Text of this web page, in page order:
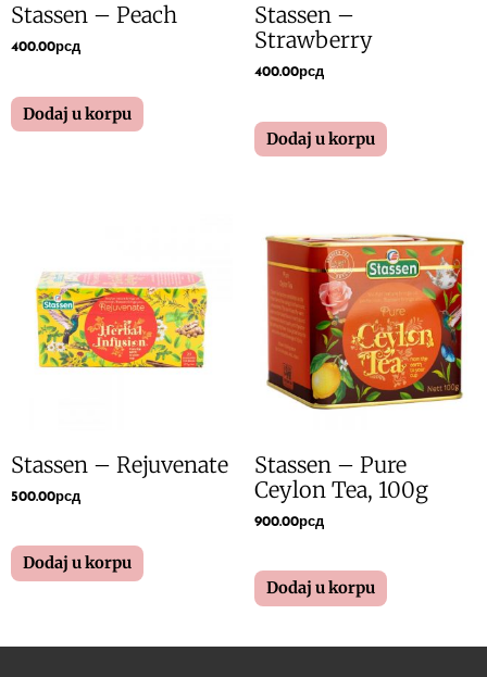
Stassen – Peach
400.00рсд
Dodaj u korpu
Stassen –
Strawberry
400.00рсд
Dodaj u korpu
Stassen – Rejuvenate
500.00рсд
Dodaj u korpu
Stassen – Pure
Ceylon Tea, 100g
900.00рсд
Dodaj u korpu